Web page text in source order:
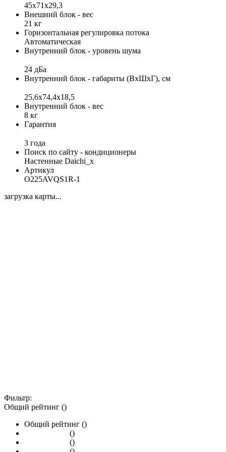
45x71x29,3
Внешний блок - вес
21 кг
Горизонтальная регулировка потока
Автоматическая
Внутренний блок - уровень шума
24 дБа
Внутренний блок - габариты (ВхШхГ), см
25,6х74,4х18,5
Внутренний блок - вес
8 кг
Гарантия
3 года
Поиск по сайту - кондиционеры
Настенные Daichi_x
Артикул
O225AVQS1R-1
загрузка карты...
Фильтр:
Общий рейтинг ()
Общий рейтинг ()
()
()